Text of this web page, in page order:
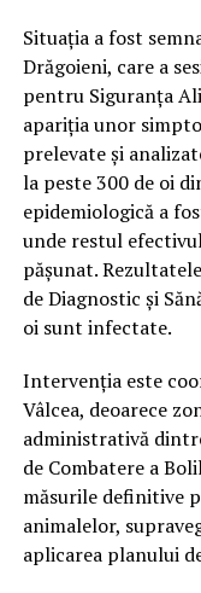
Situația a fost
Drăgoieni, care a
pentru Siguranța
apariția unor
prelevate și
la peste 300 de oi
epidemiologică a
unde restul
pășunat.
de Diagnostic și
oi sunt infectate.
Intervenția este
Vâlcea, deoarece
administrativă
de Combatere a
măsurile definitive
animalelor,
aplicarea planului